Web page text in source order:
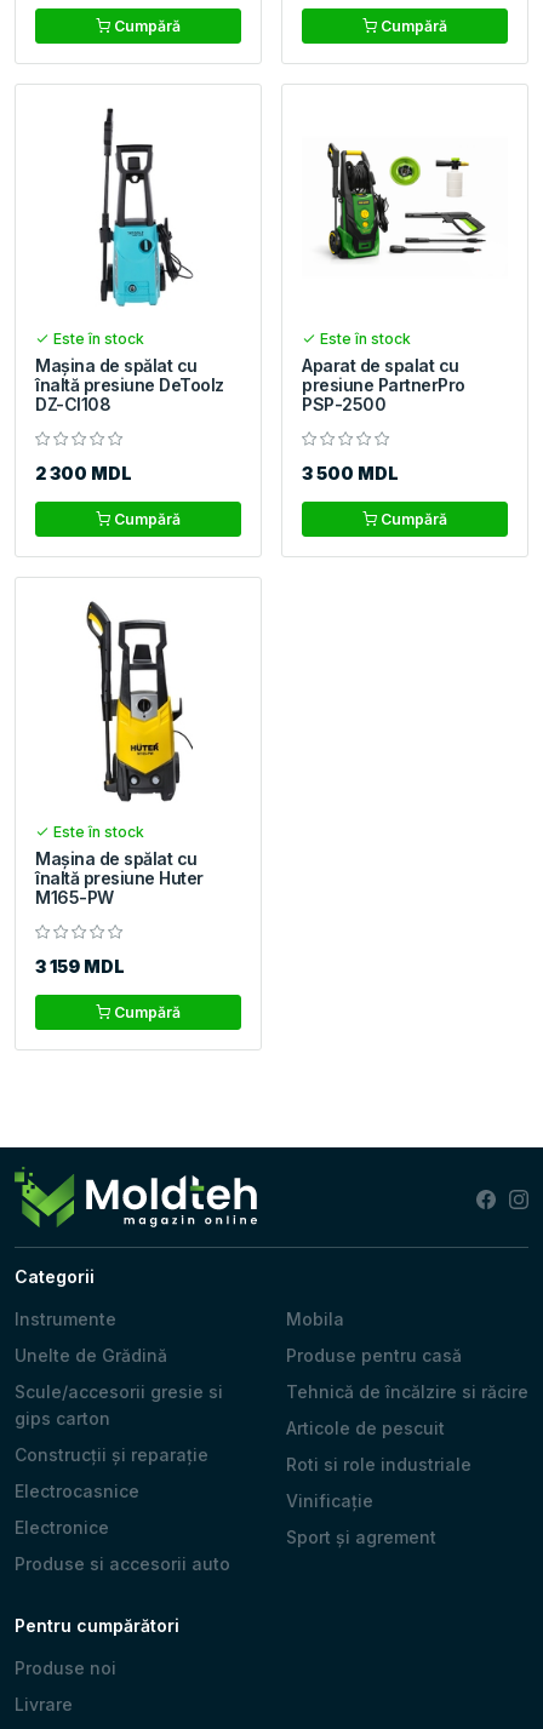
Cumpără Cumpără
Este în stock
Maşina de spălat cu
înaltă presiune DeToolz
DZ-Cl108
2 300 MDL
Cumpără
Este în stock
Aparat de spalat cu
presiune PartnerPro
PSP-2500
3 500 MDL
Cumpără
Este în stock
Maşina de spălat cu
înaltă presiune Huter
M165-PW
3 159 MDL
Cumpără
Categorii
Instrumente
Unelte de Grădină
Scule/accesorii gresie si
gips carton
Construcții și reparație
Electrocasnice
Electronice
Produse si accesorii auto
Mobila
Produse pentru casă
Tehnică de încălzire si răcire
Articole de pescuit
Roti si role industriale
Vinificație
Sport și agrement
Pentru cumpărători
Produse noi
Livrare